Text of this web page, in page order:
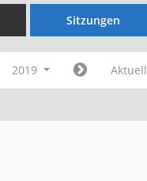
Sitzungen
2019 Aktuell